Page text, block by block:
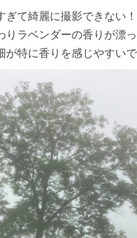
て綺麗に撮影できない
りラベンダーの香りが漂
特に香りを感じやすいで